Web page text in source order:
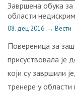
Завршена обука за
области
08. дец 2016. → Вести
Повереница за
присуствовала је
који су завршили
тренере у области